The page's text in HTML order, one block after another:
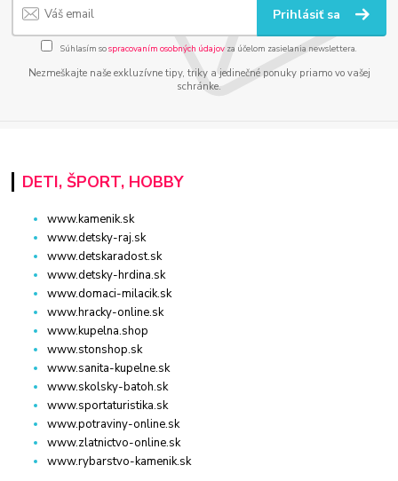
Prihlásiť sa
Súhlasím sospracovaním osobných údajov za účelom zasielania newslettera.
Nezmeškajte naše exkluzívne tipy, triky a jedinečné ponuky priamo vo vašej
schránke.
DETI, ŠPORT, HOBBY
www.kamenik.sk
www.detsky-raj.sk
www.detskaradost.sk
www.detsky-hrdina.sk
www.domaci-milacik.sk
www.hracky-online.sk
www.kupelna.shop
www.stonshop.sk
www.sanita-kupelne.sk
www.skolsky-batoh.sk
www.sportaturistika.sk
www.potraviny-online.sk
www.zlatnictvo-online.sk
www.rybarstvo-kamenik.sk